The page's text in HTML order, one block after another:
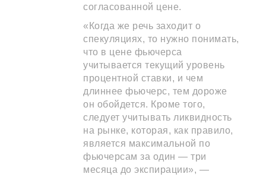
согласованной цене.
«Когда же речь заходит о
спекуляциях, то нужно понимать,
что в цене фьючерса
учитывается текущий уровень
процентной ставки, и чем
длиннее фьючерс, тем дороже
он обойдется. Кроме того,
следует учитывать ликвидность
на рынке, которая, как правило,
является максимальной по
фьючерсам за один — три
месяца до экспирации», —